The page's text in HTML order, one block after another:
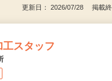
更新日： 2026/07/28 掲載終
スタッフ